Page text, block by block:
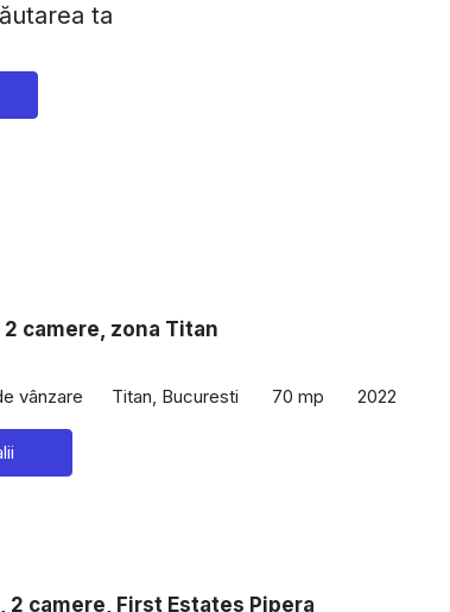
ta
camere, zona Titan
vânzare Titan, Bucuresti 70 mp 2022
2 camere, First Estates Pipera